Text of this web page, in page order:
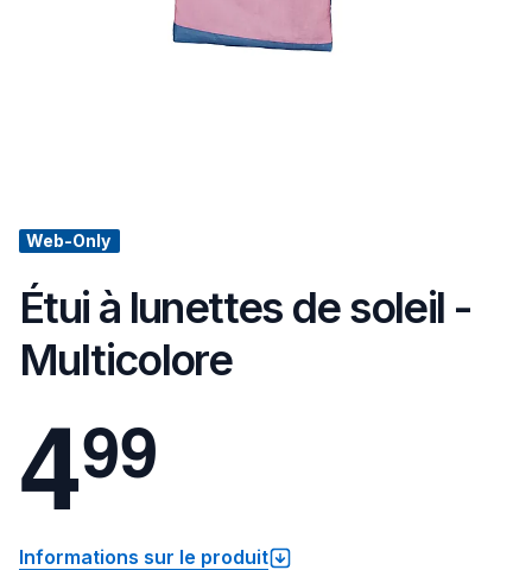
Web-Only
Étui à lunettes de soleil -
Multicolore
499
Informations sur le produit